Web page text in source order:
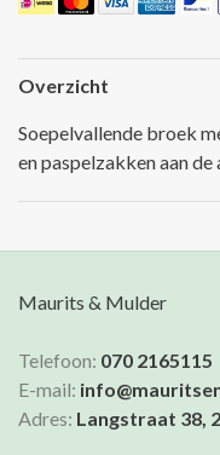
Overzicht
Soepelvallende broek
en paspelzakken aan
Maurits & Mulder
Telefoon: 070 2165115
E-mail:
Adres: Langstraat 38,